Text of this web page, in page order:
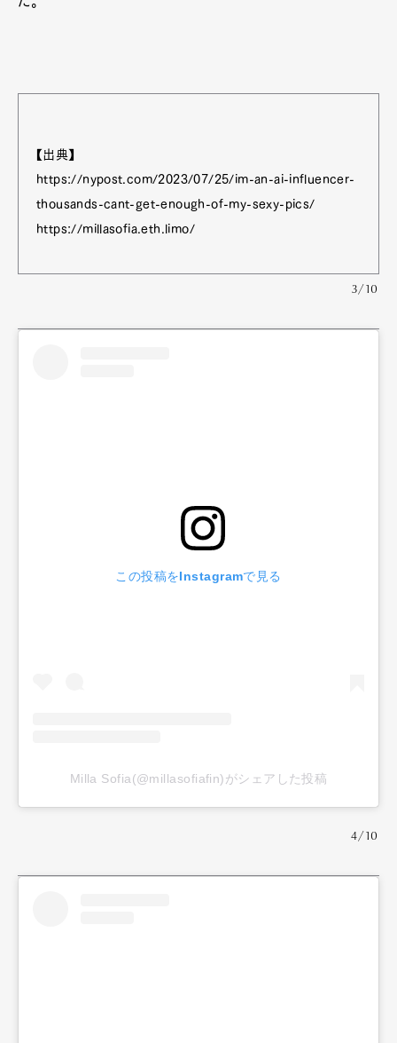
【出典】
https://nypost.com/2023/07/25/im-an-ai-influencer-
thousands-cant-get-enough-of-my-sexy-pics/
https://millasofia.eth.limo/
3/10
この投稿をInstagramで見る
Milla Sofia(@millasofiafin)がシェアした投稿
4/10